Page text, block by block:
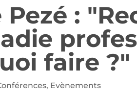
Pezé :
faire ?"
, Evènements